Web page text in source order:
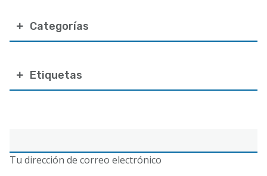
electrónico
Tu dirección de correo electrónico
Categorías
Etiquetas